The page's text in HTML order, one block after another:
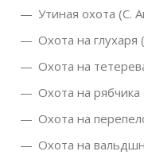
Утиная охота (С.
Охота на
Охота на
Охота на
Охота на
Охота на